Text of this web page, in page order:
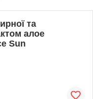
та
алое
Sun